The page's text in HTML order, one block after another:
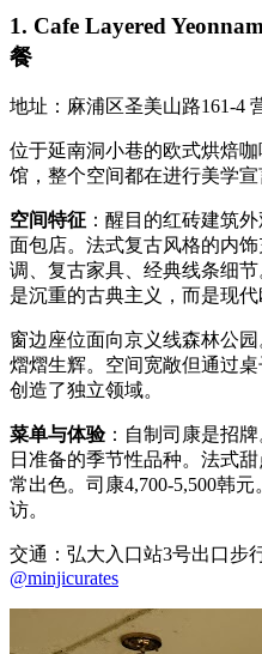
1. Cafe Layered
餐
地址：麻浦区圣美山路161-4
位于延南洞小巷的欧式烘焙咖
馆，整个空间都在进行美学宣
空间特征 ：醒目的红砖建筑
面包店。法式复古风格的内
调、复古家具、经典线条细
是沉重的古典主义，而是现代
窗边座位面向京义线森林公
熠熠生辉。空间宽敞但通过
创造了独立领域。
菜单与体验：自制司康是招
日准备的季节性品种。法式
常出色。司康4,700-5,500韩
访。
交通：弘大入口站3号出口步
@minjicurates